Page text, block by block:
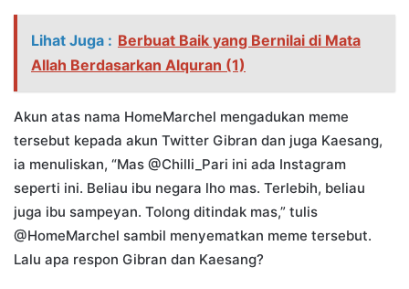
Lihat Juga : Berbuat Baik yang Bernilai di Mata
Allah Berdasarkan Alquran (1)
Akun atas nama HomeMarchel mengadukan meme
tersebut kepada akun Twitter Gibran dan juga Kaesang,
ia menuliskan, “Mas @Chilli_Pari ini ada Instagram
seperti ini. Beliau ibu negara lho mas. Terlebih, beliau
juga ibu sampeyan. Tolong ditindak mas,” tulis
@HomeMarchel sambil menyematkan meme tersebut.
Lalu apa respon Gibran dan Kaesang?